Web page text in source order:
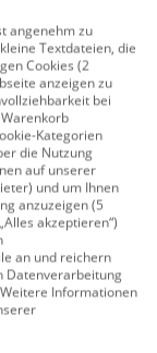
eine sehr
sich beim
Form
liegen.
& Co. KG |
|
angenehm zu
Textdateien, die
Cookies (2
anzeigen zu
bei
Kategorien
die Nutzung
auf unserer
und um Ihnen
anzuzeigen (5
akzeptieren“)
an und reichern
Datenverarbeitung
Informationen